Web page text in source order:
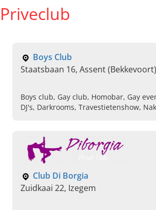
Priveclub
Boys Club
Staatsbaan 16, Assent (Bekkevoort)
Boys club, Gay club, Homobar, Gay
DJ's, Darkrooms, Travestietenshow,
Club Di Borgia
Zuidkaai 22, Izegem